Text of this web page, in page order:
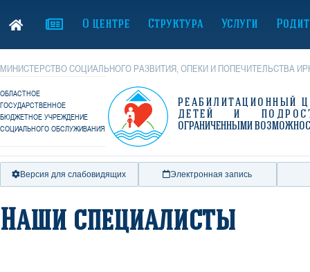
О центре Структура Услуги
МИНИСТЕРСТВО СОЦИАЛЬНОГО РАЗВИТИЯ, ОПЕКИ И ПОПЕЧИТЕЛЬСТВА
ОБЛАСТНОЕ
ГОСУДАРСТВЕННОЕ
БЮДЖЕТНОЕ УЧРЕЖДЕНИЕ
СОЦИАЛЬНОГО ОБСЛУЖИВАНИЯ
РЕАБИЛИТАЦИОННЫЙ
ДЕТЕЙ И
ОГРАНИЧЕННЫМИ
Версия для слабовидящих Электронная запись
Наши специалисты